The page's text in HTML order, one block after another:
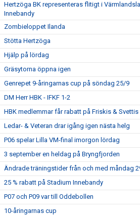
Hertzöga BK representeras flitigt i
Innebandy
Zombieloppet Ilanda
Stötta Hertzöga
Hjälp på lördag
Gräsytorna öppna igen
Genrepet 9-åringarnas cup på söndag 25/9
DM Herr HBK - IFKF 1-2
HBK medlemmar får rabatt på Friskis & Svettis
Ledar- & Veteran drar igång igen nästa helg
P06 spelar Lilla VM-final imorgon lördag
3 september en heldag på Bryngfjorden
Ändrade träningstider från och med måndag
25 % rabatt på Stadium Innebandy
P07 och P09 var till Oddebollen
10-åringarnas cup